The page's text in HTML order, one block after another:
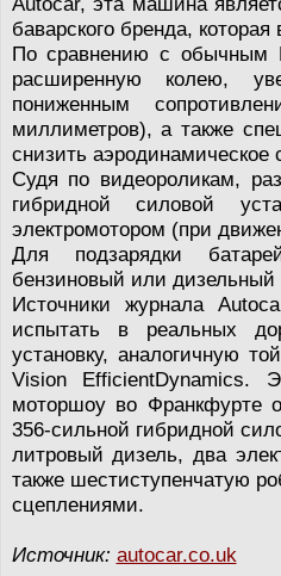
баварского бренда,
По сравнению с обычным
расширенную колею,
пониженным
миллиметров), а также
снизить аэродинамическое
Судя по видеороликам,
гибридной силовой
электромотором (при
Для подзарядки
бензиновый или дизельный
Источники журнала
испытать в реальных
установку, аналогичную
Vision EfficientDynamics.
моторшоу во Франкфурте
356-сильной гибридной
литровый дизель, два
также шестиступенчатую
сцеплениями.
Источник: autocar.co.uk